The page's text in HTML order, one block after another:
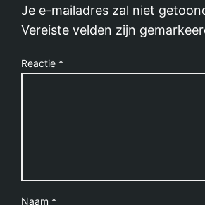
Je e-mailadres zal niet
Vereiste velden zijn
Reactie *
Naam *